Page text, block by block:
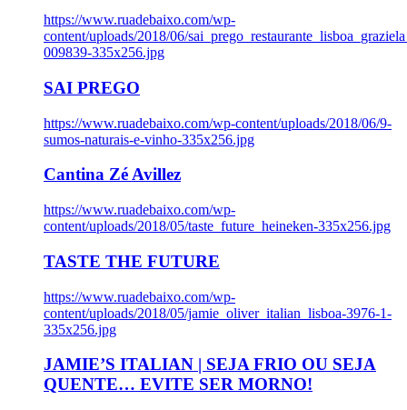
https://www.ruadebaixo.com/wp-
content/uploads/2018/06/
009839-335x256.jpg
SAI PREGO
https://www.ruadebaixo.com/wp-content/uploads/2018/06/9-
sumos-naturais-e-vinho-335x256.jpg
Cantina Zé Avillez
https://www.ruadebaixo.com/wp-
content/uploads/2018/05/taste_future_heineken-335x256.jpg
TASTE THE FUTURE
https://www.ruadebaixo.com/wp-
content/uploads/2018/05/jamie_oliver_italian_lisboa-3976-1-
335x256.jpg
JAMIE’S ITALIAN | SEJA FRIO OU SEJA
QUENTE… EVITE SER MORNO!